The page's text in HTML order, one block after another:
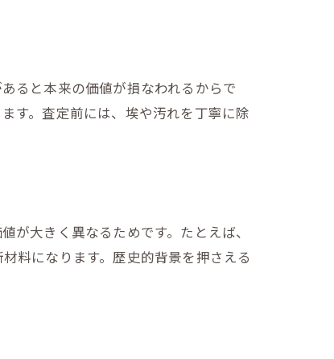
ると本来の価値が損なわれるからで
す。査定前には、埃や汚れを丁寧に除
が大きく異なるためです。たとえば、
料になります。歴史的背景を押さえる